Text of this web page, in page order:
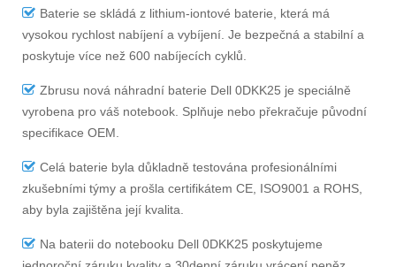
Baterie se skládá z lithium-iontové baterie, která má
vysokou rychlost nabíjení a vybíjení. Je bezpečná a stabilní a
poskytuje více než 600 nabíjecích cyklů.
Zbrusu nová náhradní baterie Dell 0DKK25 je speciálně
vyrobena pro váš notebook. Splňuje nebo překračuje původní
specifikace OEM.
Celá baterie byla důkladně testována profesionálními
zkušebními týmy a prošla certifikátem CE, ISO9001 a ROHS,
aby byla zajištěna její kvalita.
Na baterii do notebooku Dell 0DKK25 poskytujeme